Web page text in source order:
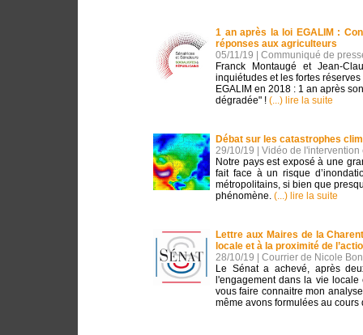
1 an après la loi EGALIM :
réponses aux agriculteurs
05/11/19 | Communiqué de
Franck Montaugé et Jean-
inquiétudes et les fortes
EGALIM en 2018 : 1 an après
dégradée" ! (...) lire la suite
Débat sur les catastrophes
29/10/19 | Vidéo de
Notre pays est exposé à une
fait face à un risque
métropolitains, si bien que
phénomène. (...) lire la suite
Lettre aux Maires de la
locale et à la proximité de
28/10/19 | Courrier de Nicole
Le Sénat a achevé, après
l'engagement dans la vie
vous faire connaitre mon
même avons formulées au